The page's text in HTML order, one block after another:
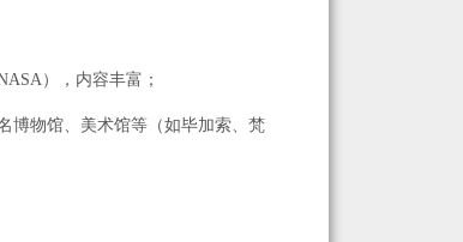
），内容丰富；
博物馆、美术馆等（如毕加索、梵